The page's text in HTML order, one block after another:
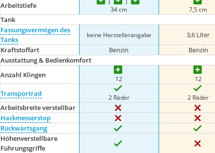
Arbeitstiefe 34 cm 7,5 cm
Tank
Fassungsvermögen des
Tanks
keine Herstellerangabe 3,6 Liter
Kraftstoffart
Benzin Benzin
Ausstattung & Bedienkomfort
Anzahl Klingen
12 12
Transportrad 2 Räder 2 Räder
Arbeitsbreite verstellbar
Hackmesserstop
Rückwärtsgang
Höhenverstellbare
Führungsgriffe